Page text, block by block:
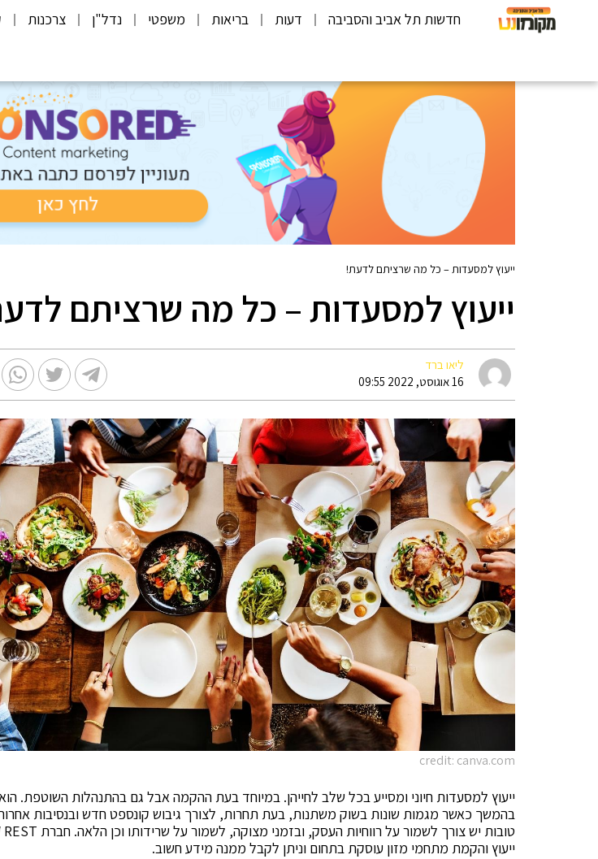
חדשות תל אביב והסביבה דעות בריאות משפטי נדל"ן צרכנות
ייעוץ למסעדות – כל מה שרציתם לדעת!
ייעוץ למסעדות – כל מה שרציתם
ליאו ברד
16 אוגוסט, 2022 09:55
credit: canva.com
ייעוץ למסעדות חיוני ומסייע בכל שלב לחייהן. במיוחד בעת ההקמה אבל גם בהתנהלות השוטפת.
בהמשך כאשר מגמות שונות בשוק משתנות, בעת תחרות, לצורך גיבוש קונספט חדש ובנסיבות
ייעוץ והקמת מתחמי מזון עוסקת בתחום וניתן לקבל ממנה מידע חשוב.